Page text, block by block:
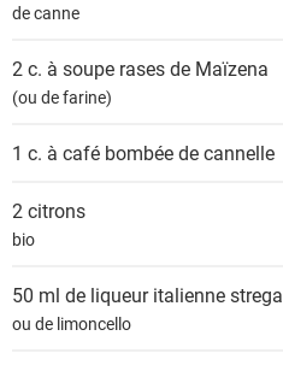
de canne
2 c. à soupe rases de Maïzena
(ou de farine)
1 c. à café bombée decannelle
2 citrons
bio
50 ml de liqueur italienne strega
ou de limoncello